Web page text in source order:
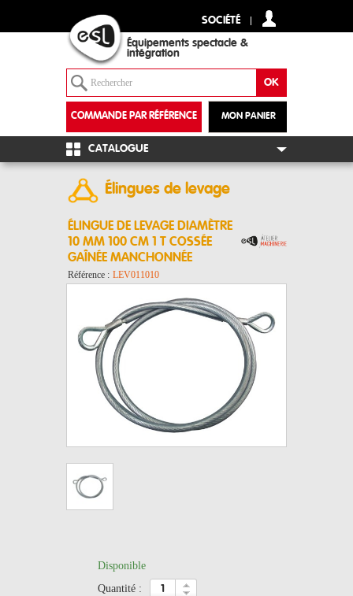
SOCIÉTÉ
Équipements spectacle &
intégration
MON PANIER
COMMANDE PAR RÉFÉRENCE
+
CATALOGUE
Élingues de levage
ÉLINGUE DE LEVAGE DIAMÈTRE
10 MM 100 CM 1 T COSSÉE
GAÎNÉE MANCHONNÉE
Référence : LEV011010
Disponible
quantité :